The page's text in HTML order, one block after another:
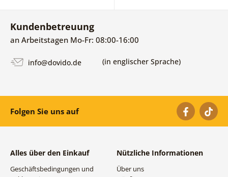
Kundenbetreuung
an Arbeitstagen Mo-Fr: 08:00-16:00
info@dovido.de (in englischer Sprache)
Folgen Sie uns auf
Alles über den Einkauf
Geschäftsbedingungen und
Nützliche Informationen
Über uns